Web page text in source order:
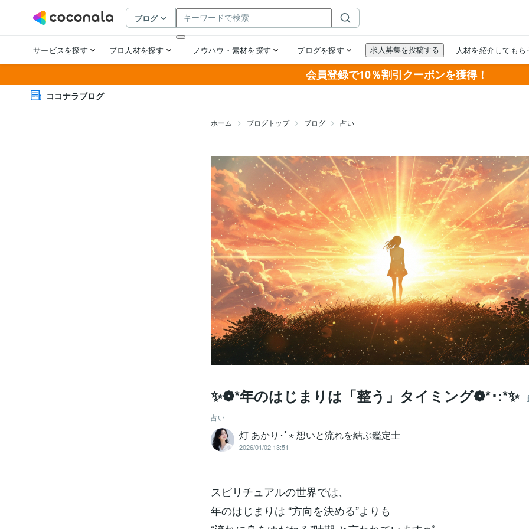
会員登録で10％割引クーポンを獲得！
ココナラブログ
ホーム ブログトップ ブログ 占い
✨❁*年のはじまりは「整う」タイミング❁*･:*✨
占い
灯 あかり･ﾟ⋆ 想いと流れを結ぶ鑑定士
2026/01/02 13:51
スピリチュアルの世界では、
年のはじまりは “方向を決める”よりも